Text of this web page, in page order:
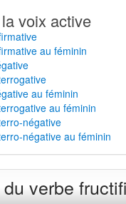
voix active
au féminin
au féminin
au féminin
négative
négative au féminin
verbe